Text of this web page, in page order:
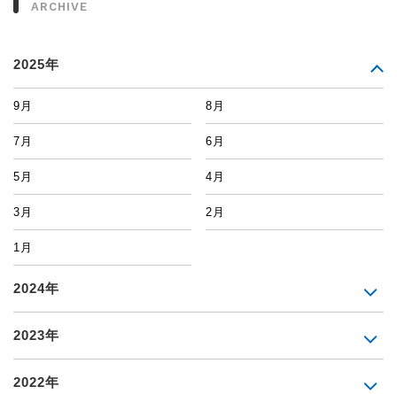
ARCHIVE
2025年
9月 8月
7月 6月
5月 4月
3月 2月
1月
2024年
2023年
2022年